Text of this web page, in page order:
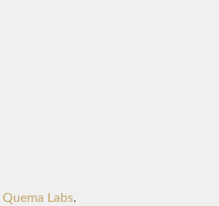
Quema Labs.